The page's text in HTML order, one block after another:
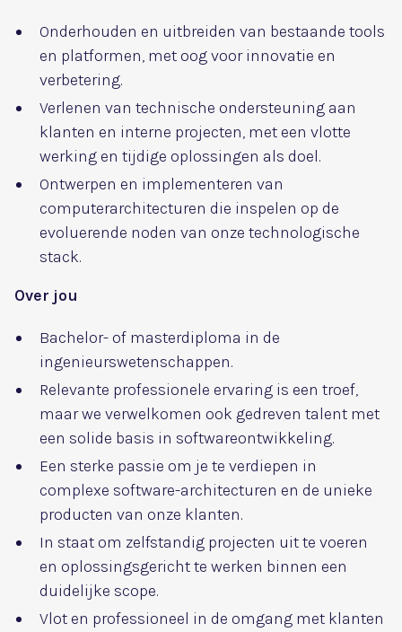
Onderhouden en uitbreiden van bestaande tools
en platformen, met oog voor innovatie en
verbetering.
Verlenen van technische ondersteuning aan
klanten en interne projecten, met een vlotte
werking en tijdige oplossingen als doel.
Ontwerpen en implementeren van
computerarchitecturen die inspelen op de
evoluerende noden van onze technologische
stack.
Over jou
Bachelor- of masterdiploma in de
ingenieurswetenschappen.
Relevante professionele ervaring is een troef,
maar we verwelkomen ook gedreven talent met
een solide basis in softwareontwikkeling.
Een sterke passie om je te verdiepen in
complexe software-architecturen en de unieke
producten van onze klanten.
In staat om zelfstandig projecten uit te voeren
en oplossingsgericht te werken binnen een
duidelijke scope.
Vlot en professioneel in de omgang met klanten